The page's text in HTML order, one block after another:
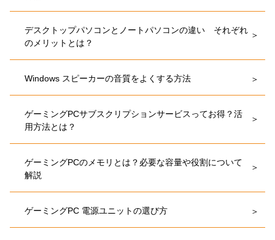
デスクトップパソコンとノートパソコンの違い それぞれ
のメリットとは？
Windows スピーカーの音質をよくする方法
ゲーミングPCサブスクリプションサービスってお得？活
用方法とは？
ゲーミングPCのメモリとは？必要な容量や役割について
解説
ゲーミングPC 電源ユニットの選び方